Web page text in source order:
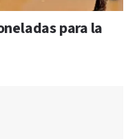
para la